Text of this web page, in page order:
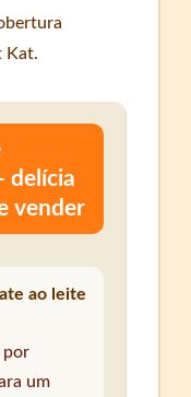
Kat.
delícia
vender
ao leite
por
um